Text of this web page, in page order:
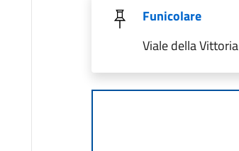
Funicolare
Viale della Vittoria